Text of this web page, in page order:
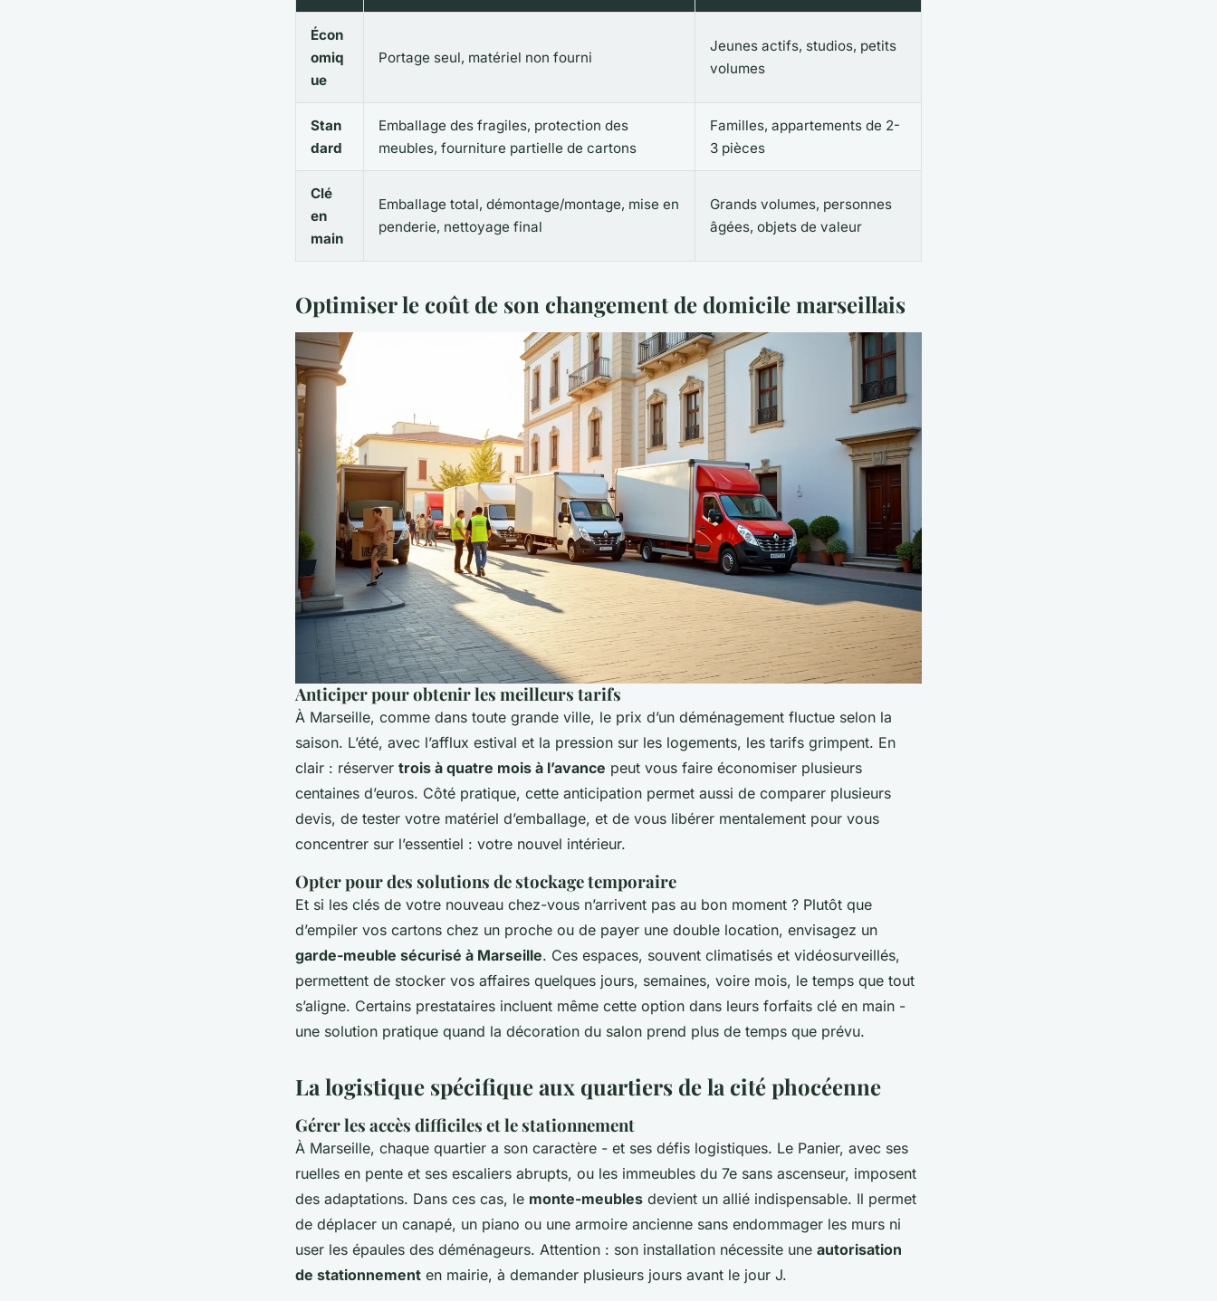
Écon
omiq
ue
Portage seul, matériel non fourni
Jeunes actifs, studios, petits
volumes
Stan
dard
Emballage des fragiles, protection des
meubles, fourniture partielle de cartons
Familles, appartements de 2-
3 pièces
Clé
en
main
Emballage total, démontage/montage, mise en
penderie, nettoyage final
Grands volumes, personnes
âgées, objets de valeur
Optimiser le coût de son changement de domicile marseillais
Anticiper pour obtenir les meilleurs tarifs
À Marseille, comme dans toute grande ville, le prix d’un déménagement fluctue selon la
saison. L’été, avec l’afflux estival et la pression sur les logements, les tarifs grimpent. En
clair : réserver trois à quatre mois à l’avance peut vous faire économiser plusieurs
centaines d’euros. Côté pratique, cette anticipation permet aussi de comparer plusieurs
devis, de tester votre matériel d’emballage, et de vous libérer mentalement pour vous
concentrer sur l’essentiel : votre nouvel intérieur.
Opter pour des solutions de stockage temporaire
Et si les clés de votre nouveau chez-vous n’arrivent pas au bon moment ? Plutôt que
d’empiler vos cartons chez un proche ou de payer une double location, envisagez un
garde-meuble sécurisé à Marseille. Ces espaces, souvent climatisés et vidéosurveillés,
permettent de stocker vos affaires quelques jours, semaines, voire mois, le temps que tout
s’aligne. Certains prestataires incluent même cette option dans leurs forfaits clé en main -
une solution pratique quand la décoration du salon prend plus de temps que prévu.
La logistique spécifique aux quartiers de la cité phocéenne
Gérer les accès difficiles et le stationnement
À Marseille, chaque quartier a son caractère - et ses défis logistiques. Le Panier, avec ses
ruelles en pente et ses escaliers abrupts, ou les immeubles du 7e sans ascenseur, imposent
des adaptations. Dans ces cas, le monte-meubles devient un allié indispensable. Il permet
de déplacer un canapé, un piano ou une armoire ancienne sans endommager les murs ni
user les épaules des déménageurs. Attention : son installation nécessite une autorisation
de stationnement en mairie, à demander plusieurs jours avant le jour J.